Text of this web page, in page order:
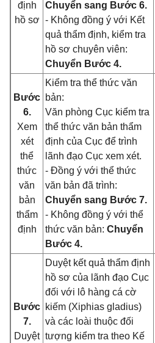
định
hồ sơ
Chuyển sang Bước 6.
- Không đồng ý với Kết
quả thẩm định, kiểm tra
hồ sơ chuyên viên:
Chuyển Bước 4.
Bước
6.
Xem
xét
thể
thức
văn
bản
thẩm
định
Kiểm tra thể thức văn
bản:
Văn phòng Cục kiểm tra
thể thức văn bản thẩm
định của Cục để trình
lãnh đạo Cục xem xét.
- Đồng ý với thể thức
văn bản đã trình:
Chuyển sang Bước 7.
- Không đồng ý với thể
thức văn bản: Chuyển
Bước 4.
Bước
7.
Duyệt
Duyệt kết quả thẩm định
hồ sơ của lãnh đạo Cục
đối với lô hàng cá cờ
kiếm (Xiphias gladius)
và các loài thuộc đối
tượng kiểm tra theo Kế